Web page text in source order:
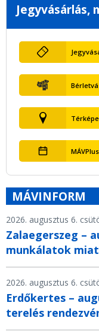
Jegyvásárlás,
MÁVINFORM
2026. augusztus 6.
Zalaegerszeg –
munkálatok
2026. augusztus 6.
Erdőkertes –
terelés